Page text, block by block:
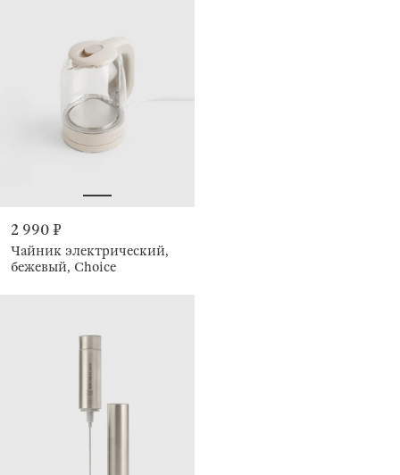
2 990 ₽
Чайник электрический,
бежевый, Choice